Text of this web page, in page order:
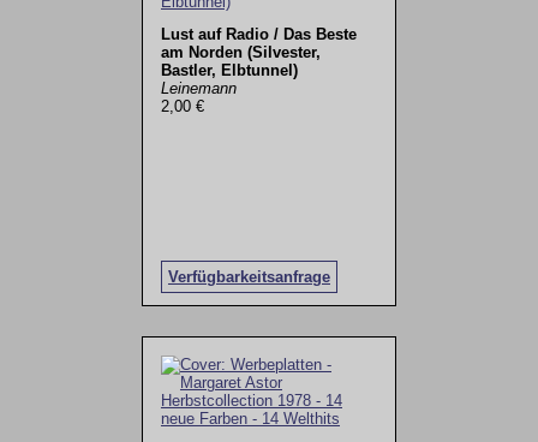
Lust auf Radio / Das Beste
am Norden (Silvester,
Bastler, Elbtunnel)
Leinemann
2,00 €
Verfügbarkeitsanfrage